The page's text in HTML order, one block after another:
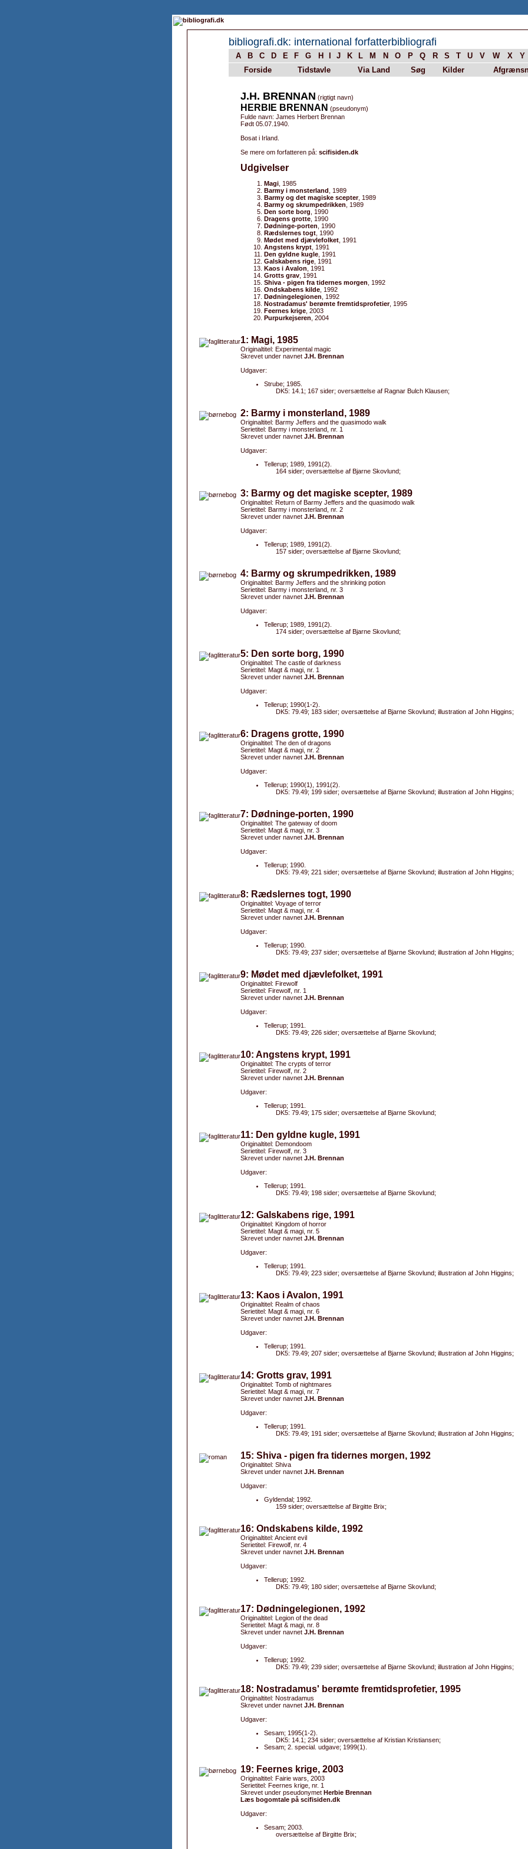
bibliografi.dk: international forfatterbibliografi
A B C D E F G H J K L M N O P Q R S T U V W X Y
Forside
Tidstavle Via Land Søg Kilder
J.H. BRENNAN (rigtigt navn)
HERBIE BRENNAN (pseudonym)
Fulde navn: James Herbert Brennan
Født 05.07.1940.
Bosat i Irland.
Se mere om forfatteren på: scifisiden.dk
Udgivelser
Magi , 1985
Barmy i monsterland , 1989
Barmy og det magiske scepter, 1989
Barmy og skrumpedrikken , 1989
Den sorte borg , 1990
Dragens grotte , 1990
Dødninge-porten , 1990
Rædslernes togt , 1990
Mødet med djævlefolket , 1991
Angstens krypt , 1991
Den gyldne kugle , 1991
Galskabens rige , 1991
Kaos i Avalon , 1991
Grotts grav , 1991
Shiva - pigen fra tidernes morgen , 1992
Ondskabens kilde , 1992
Dødningelegionen , 1992
Nostradamus' berømte fremtidsprofetier, 1995
Feernes krige , 2003
Purpurkejseren , 2004
1: Magi, 1985
Originaltitel: Experimental magic
Skrevet under navnet J.H. Brennan
Udgaver:
Strube; 1985.
DK5: 14.1; 167 sider; oversættelse af Ragnar Bulch Klausen;
2: Barmy i monsterland, 1989
Originaltitel: Barmy Jeffers and the quasimodo walk
Serietitel: Barmy i monsterland, nr. 1
Skrevet under navnet J.H. Brennan
Udgaver:
Tellerup; 1989, 1991(2).
164 sider; oversættelse af Bjarne Skovlund;
3: Barmy og det magiske scepter, 1989
Originaltitel: Return of Barmy Jeffers and the quasimodo walk
Serietitel: Barmy i monsterland, nr. 2
Skrevet under navnet J.H. Brennan
Udgaver:
Tellerup; 1989, 1991(2).
157 sider; oversættelse af Bjarne Skovlund;
4: Barmy og skrumpedrikken, 1989
Originaltitel: Barmy Jeffers and the shrinking potion
Serietitel: Barmy i monsterland, nr. 3
Skrevet under navnet J.H. Brennan
Udgaver:
Tellerup; 1989, 1991(2).
174 sider; oversættelse af Bjarne Skovlund;
5: Den sorte borg, 1990
Originaltitel: The castle of darkness
Serietitel: Magt & magi, nr. 1
Skrevet under navnet J.H. Brennan
Udgaver:
Tellerup; 1990(1-2).
DK5: 79.49; 183 sider; oversættelse af Bjarne Skovlund; illustration af John Higgins;
6: Dragens grotte, 1990
Originaltitel: The den of dragons
Serietitel: Magt & magi, nr. 2
Skrevet under navnet J.H. Brennan
Udgaver:
Tellerup; 1990(1), 1991(2).
DK5: 79.49; 199 sider; oversættelse af Bjarne Skovlund; illustration af John Higgins;
7: Dødninge-porten, 1990
Originaltitel: The gateway of doom
Serietitel: Magt & magi, nr. 3
Skrevet under navnet J.H. Brennan
Udgaver:
Tellerup; 1990.
DK5: 79.49; 221 sider; oversættelse af Bjarne Skovlund; illustration af John Higgins;
8: Rædslernes togt, 1990
Originaltitel: Voyage of terror
Serietitel: Magt & magi, nr. 4
Skrevet under navnet J.H. Brennan
Udgaver:
Tellerup; 1990.
DK5: 79.49; 237 sider; oversættelse af Bjarne Skovlund; illustration af John Higgins;
9: Mødet med djævlefolket, 1991
Originaltitel: Firewolf
Serietitel: Firewolf, nr. 1
Skrevet under navnet J.H. Brennan
Udgaver:
Tellerup; 1991.
DK5: 79.49; 226 sider; oversættelse af Bjarne Skovlund;
10: Angstens krypt, 1991
Originaltitel: The crypts of terror
Serietitel: Firewolf, nr. 2
Skrevet under navnet J.H. Brennan
Udgaver:
Tellerup; 1991.
DK5: 79.49; 175 sider; oversættelse af Bjarne Skovlund;
11: Den gyldne kugle, 1991
Originaltitel: Demondoom
Serietitel: Firewolf, nr. 3
Skrevet under navnet J.H. Brennan
Udgaver:
Tellerup; 1991.
DK5: 79.49; 198 sider; oversættelse af Bjarne Skovlund;
12: Galskabens rige, 1991
Originaltitel: Kingdom of horror
Serietitel: Magt & magi, nr. 5
Skrevet under navnet J.H. Brennan
Udgaver:
Tellerup; 1991.
DK5: 79.49; 223 sider; oversættelse af Bjarne Skovlund; illustration af John Higgins;
13: Kaos i Avalon, 1991
Originaltitel: Realm of chaos
Serietitel: Magt & magi, nr. 6
Skrevet under navnet J.H. Brennan
Udgaver:
Tellerup; 1991.
DK5: 79.49; 207 sider; oversættelse af Bjarne Skovlund; illustration af John Higgins;
14: Grotts grav, 1991
Originaltitel: Tomb of nightmares
Serietitel: Magt & magi, nr. 7
Skrevet under navnet J.H. Brennan
Udgaver:
Tellerup; 1991.
DK5: 79.49; 191 sider; oversættelse af Bjarne Skovlund; illustration af John Higgins;
15: Shiva - pigen fra tidernes morgen, 1992
Originaltitel: Shiva
Skrevet under navnet J.H. Brennan
Udgaver:
Gyldendal; 1992.
159 sider; oversættelse af Birgitte Brix;
16: Ondskabens kilde, 1992
Originaltitel: Ancient evil
Serietitel: Firewolf, nr. 4
Skrevet under navnet J.H. Brennan
Udgaver:
Tellerup; 1992.
DK5: 79.49; 180 sider; oversættelse af Bjarne Skovlund;
17: Dødningelegionen, 1992
Originaltitel: Legion of the dead
Serietitel: Magt & magi, nr. 8
Skrevet under navnet J.H. Brennan
Udgaver:
Tellerup; 1992.
DK5: 79.49; 239 sider; oversættelse af Bjarne Skovlund; illustration af John Higgins;
18: Nostradamus' berømte fremtidsprofetier, 1995
Originaltitel: Nostradamus
Skrevet under navnet J.H. Brennan
Udgaver:
Sesam; 1995(1-2).
DK5: 14.1; 234 sider; oversættelse af Kristian Kristiansen;
Sesam; 2. special. udgave; 1999(1).
19: Feernes krige, 2003
Originaltitel: Fairie wars, 2003
Serietitel: Feernes krige, nr. 1
Skrevet under pseudonymet Herbie Brennan
Læs bogomtale på scifisiden.dk
Udgaver:
Sesam; 2003.
oversættelse af Birgitte Brix;